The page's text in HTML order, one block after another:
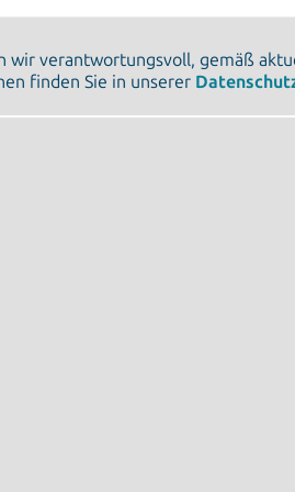
wir verantwortungsvoll, gemäß
finden Sie in unserer